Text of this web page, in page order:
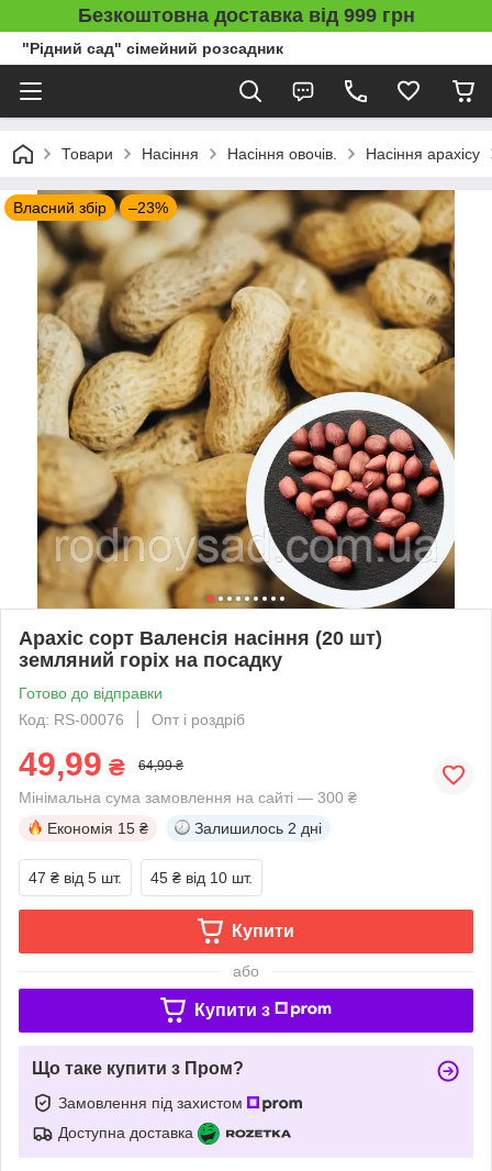
Безкоштовна доставка від 999 грн
"Рідний сад" сімейний розсадник
Товари Насіння Насіння овочів. Насіння арахісу
Власний збір –23%
Арахіс сорт Валенсія насіння (20 шт)
земляний горіх на посадку
Готово до відправки
Код: RS-00076
Опт і роздріб
49,99 ₴ 64,99 ₴
Мінімальна сума замовлення на сайті — 300 ₴
Економія 15 ₴ Залишилось 2 дні
47 ₴ від 5 шт. 45 ₴ від 10 шт.
Купити
або
Купити з
Що таке купити з Пром?
Замовлення під захистом
Доступна доставка